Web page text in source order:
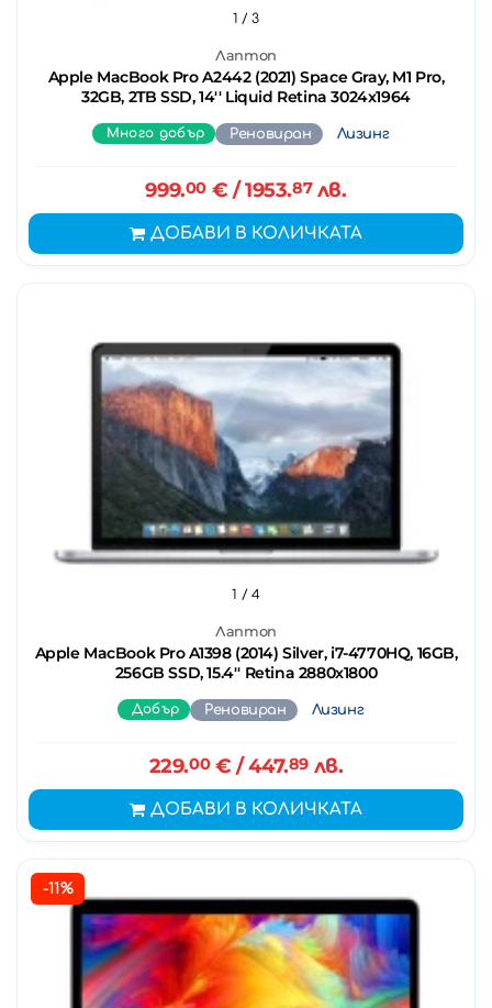
Лаптоп
Apple MacBook Pro A2442 (2021) Space Gray, M1 Pro,
32GB, 2TB SSD, 14'' Liquid Retina 3024x1964
1 / 3
Много добър Реновиран Лизинг
999.00€ / 1953.87лв.
ДОБАВИ В КОЛИЧКАТА
Лаптоп
Apple MacBook Pro A1398 (2014) Silver, i7-4770HQ, 16GB,
256GB SSD, 15.4'' Retina 2880x1800
1 / 4
Добър Реновиран Лизинг
229.00€ / 447.89лв.
ДОБАВИ В КОЛИЧКАТА
-11%